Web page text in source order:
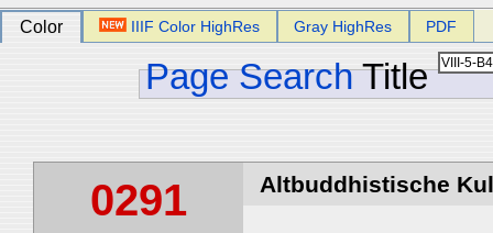
Color IIIF Color HighRes Gray HighRes PDF
Page Search Title
0291 Altbuddhistische